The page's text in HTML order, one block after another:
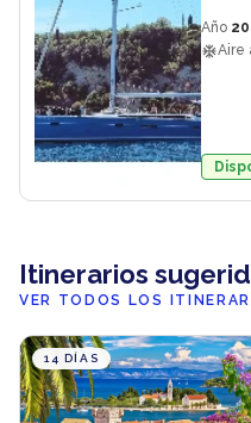
Año
Aire
Itinerarios
VER TODOS LOS
14 DÍAS